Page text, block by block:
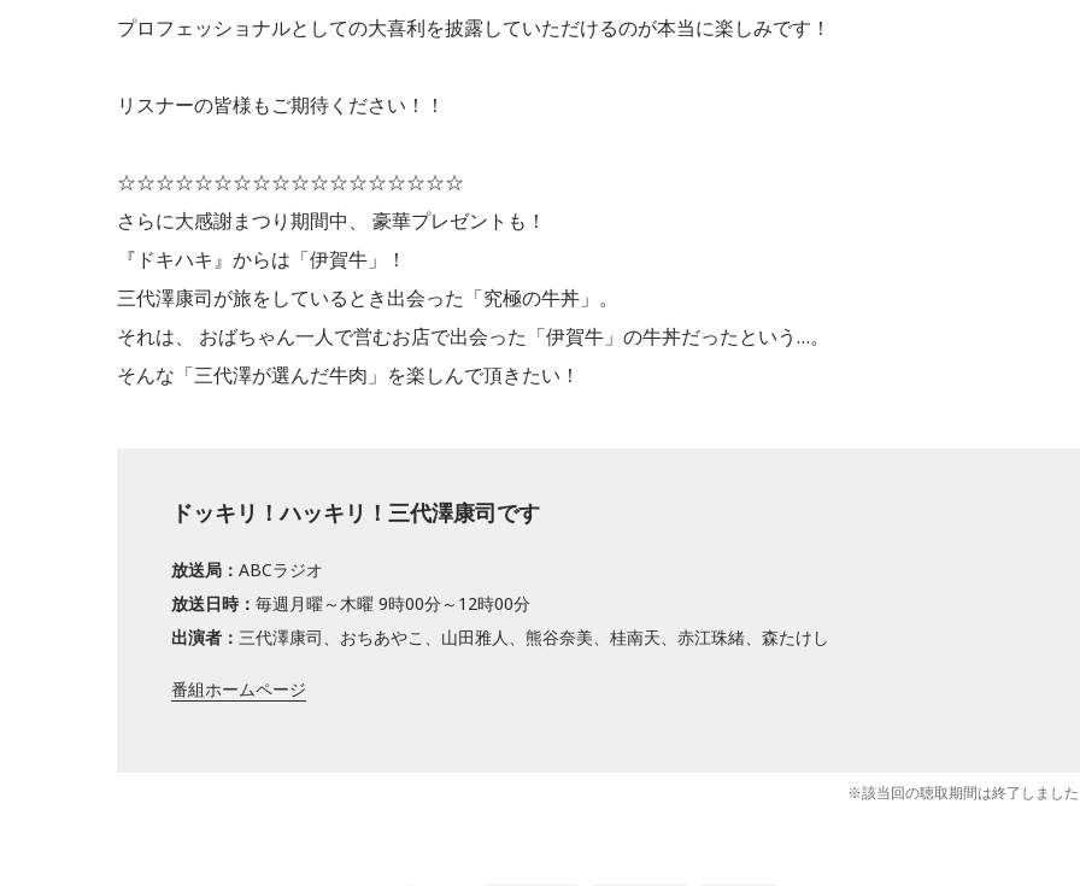
プロフェッショナルとしての大喜利を披露していただけるのが本当に楽しみです！
リスナーの皆様もご期待ください！！
☆☆☆☆☆☆☆☆☆☆☆☆☆☆☆☆☆☆
さらに大感謝まつり期間中、 豪華プレゼントも！
『ドキハキ』からは「伊賀牛」！
三代澤康司が旅をしているとき出会った「究極の牛丼」。
それは、 おばちゃん一人で営むお店で出会った「伊賀牛」の牛丼だったという…。
そんな「三代澤が選んだ牛肉」を楽しんで頂きたい！
ドッキリ！ハッキリ！三代澤康司です
放送局： ABCラジオ
放送日時： 毎週月曜～木曜 9時00分～12時00分
出演者： 三代澤康司、おちあやこ、山田雅人、熊谷奈美、桂南天、赤江珠緒、森たけし
番組ホームページ
※該当回の聴取期間は終了しまし